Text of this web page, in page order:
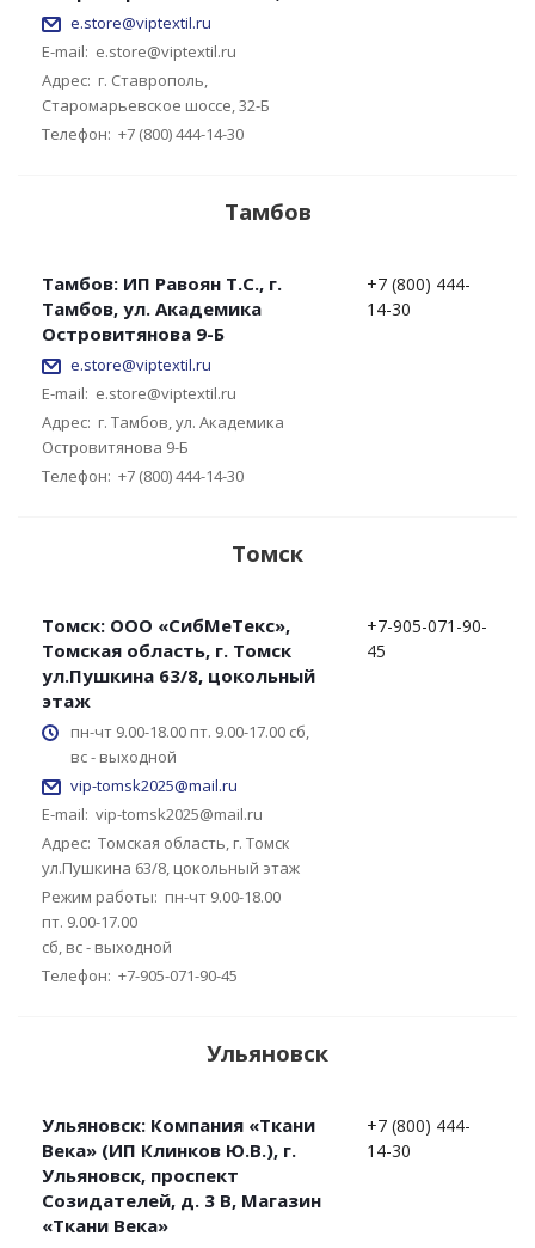
e.store@viptextil.ru
E-mail: e.store@viptextil.ru
Адрес: г. Ставрополь,
Старомарьевское шоссе, 32-Б
Телефон: +7 (800) 444-14-30
Тамбов
Тамбов: ИП Равоян Т.С., г.
Тамбов, ул. Академика
Островитянова 9-Б
e.store@viptextil.ru
E-mail: e.store@viptextil.ru
Адрес: г. Тамбов, ул. Академика
Островитянова 9-Б
Телефон: +7 (800) 444-14-30
+7 (800) 444-
14-30
Томск
Томск: ООО «СибМеТекс»,
Томская область, г. Томск
ул.Пушкина 63/8, цокольный
этаж
пн-чт 9.00-18.00 пт. 9.00-17.00 сб,
вс - выходной
vip-tomsk2025@mail.ru
E-mail: vip-tomsk2025@mail.ru
Адрес: Томская область, г. Томск
ул.Пушкина 63/8, цокольный этаж
Режим работы: пн-чт 9.00-18.00
пт. 9.00-17.00
сб, вс - выходной
Телефон: +7-905-071-90-45
+7-905-071-90-
45
Ульяновск
Ульяновск: Компания «Ткани
Века» (ИП Клинков Ю.В.), г.
Ульяновск, проспект
Созидателей, д. 3 В, Магазин
«Ткани Века»
+7 (800) 444-
14-30